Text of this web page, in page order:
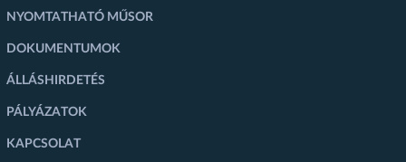
NYOMTATHATÓ MŰSOR
DOKUMENTUMOK
ÁLLÁSHIRDETÉS
PÁLYÁZATOK
KAPCSOLAT